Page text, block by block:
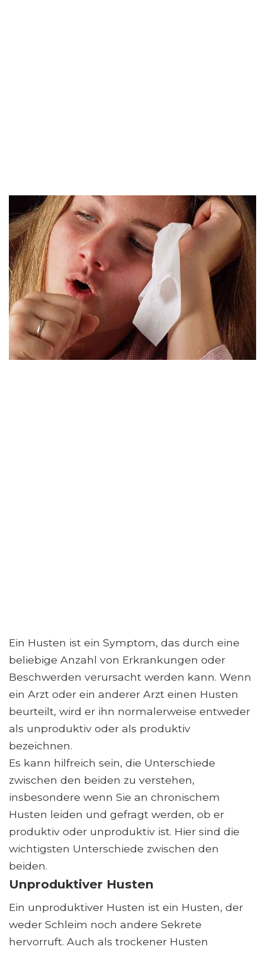
Ein Husten ist ein Symptom, das durch eine
beliebige Anzahl von Erkrankungen oder
Beschwerden verursacht werden kann. Wenn
ein Arzt oder ein anderer Arzt einen Husten
beurteilt, wird er ihn normalerweise entweder
als unproduktiv oder als produktiv
bezeichnen.
Es kann hilfreich sein, die Unterschiede
zwischen den beiden zu verstehen,
insbesondere wenn Sie an chronischem
Husten leiden und gefragt werden, ob er
produktiv oder unproduktiv ist. Hier sind die
wichtigsten Unterschiede zwischen den
beiden.
Unproduktiver Husten
Ein unproduktiver Husten ist ein Husten, der
weder Schleim noch andere Sekrete
hervorruft. Auch als trockener Husten